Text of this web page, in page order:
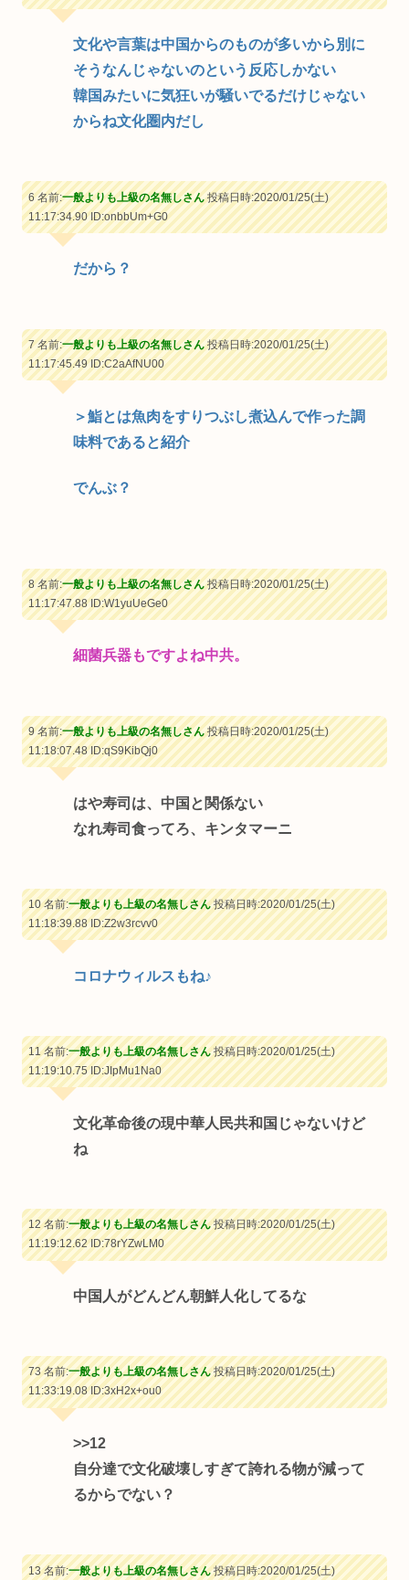
文化や言葉は中国からのものが多いから別に
そうなんじゃないのという反応しかない
韓国みたいに気狂いが騒いでるだけじゃない
からね文化圏内だし
6 名前:一般よりも上級の名無しさん投稿日時:2020/01/25(土)
11:17:34.90ID:onbbUm+G0
だから？
7 名前:一般よりも上級の名無しさん投稿日時:2020/01/25(土)
11:17:45.49ID:C2aAfNU00
＞鮨とは魚肉をすりつぶし煮込んで作った調
味料であると紹介
でんぶ？
8 名前:一般よりも上級の名無しさん投稿日時:2020/01/25(土)
11:17:47.88ID:W1yuUeGe0
細菌兵器もですよね中共。
9 名前:一般よりも上級の名無しさん投稿日時:2020/01/25(土)
11:18:07.48ID:qS9KibQj0
はや寿司は、中国と関係ない
なれ寿司食ってろ、キンタマーニ
10 名前:一般よりも上級の名無しさん投稿日時:2020/01/25(土)
11:18:39.88ID:Z2w3rcvv0
コロナウィルスもね♪
11 名前:一般よりも上級の名無しさん投稿日時:2020/01/25(土)
11:19:10.75ID:JIpMu1Na0
文化革命後の現中華人民共和国じゃないけど
ね
12 名前:一般よりも上級の名無しさん投稿日時:2020/01/25(土)
11:19:12.62ID:78rYZwLM0
中国人がどんどん朝鮮人化してるな
73 名前:一般よりも上級の名無しさん投稿日時:2020/01/25(土)
11:33:19.08ID:3xH2x+ou0
>>12
自分達で文化破壊しすぎて誇れる物が減って
るからでない？
13 名前:一般よりも上級の名無しさん投稿日時:2020/01/25(土)